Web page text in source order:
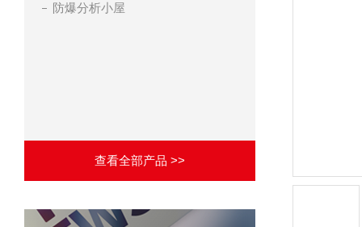
防爆分析小屋
查看全部产品 >>